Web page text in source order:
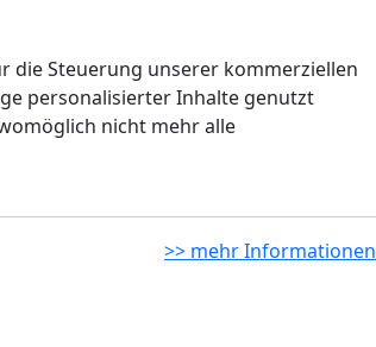
die Steuerung unserer kommerziellen
personalisierter Inhalte genutzt
nicht mehr alle
>> mehr Informationen